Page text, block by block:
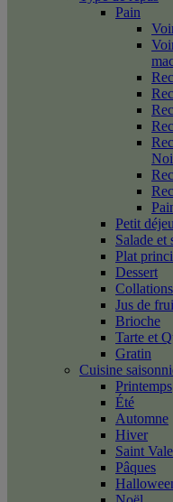
Pain
Petit
Salade et
Plat
Dessert
Collations
Jus de
Brioche
Tarte et
Gratin
Cuisine
Printemps
Été
Automne
Hiver
Saint
Pâques